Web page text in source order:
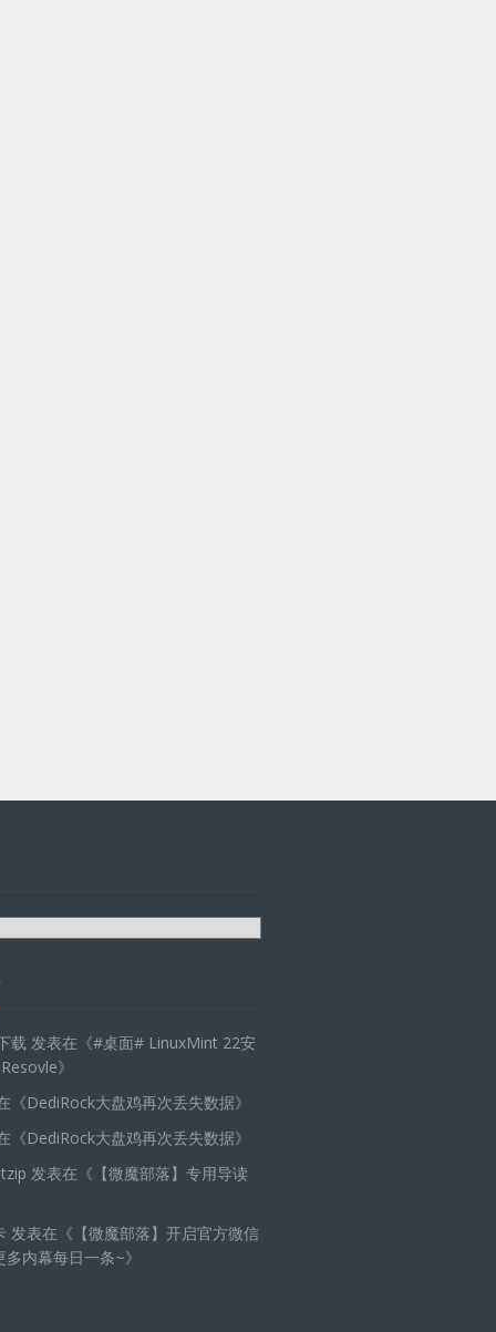
载 发表在《#桌面# LinuxMint 22安
》
《DediRock大盘鸡再次丢失数据》
《DediRock大盘鸡再次丢失数据》
发表在《 【微魔部落】专用导读
发表在《 【微魔部落】开启官方微信
多内幕每日一条~》